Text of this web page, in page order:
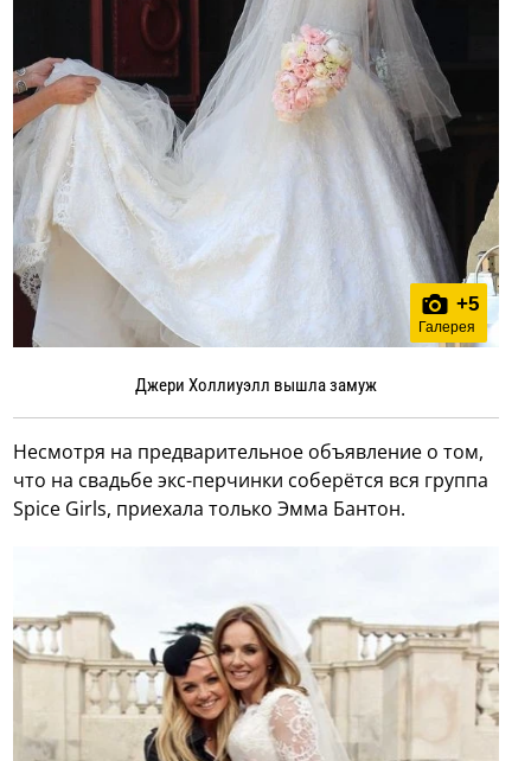
+5
Галерея
Джери Холлиуэлл вышла замуж
Несмотря на предварительное объявление о том,
что на свадьбе экс-перчинки соберётся вся группа
Spice Girls, приехала только Эмма Бантон.